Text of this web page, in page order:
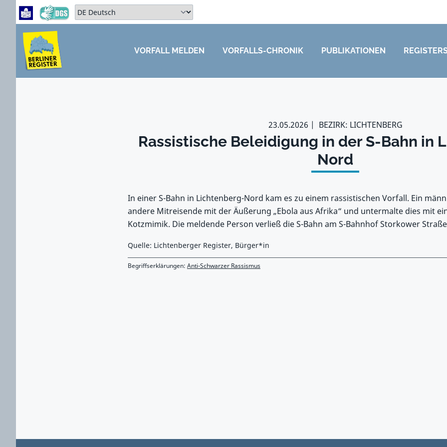
Zum Hauptbereich springen
Zum Hauptmenü springen
Sprache auswählen:
ZUM HAUPTBEREICH SPRINGEN
VORFALL MELDEN VORFALLS-CHRONIK PUBLIKATIONEN
23.05.2026 BEZIRK: LICHTENBERG
Rassistische Beleidigung in der S-Bahn in
Nord
In einer S-Bahn in Lichtenberg-Nord kam es zu einem rassistischen Vorfall. Ein
andere Mitreisende mit der Äußerung „Ebola aus Afrika“ und untermalte dies mit
Kotzmimik. Die meldende Person verließ die S-Bahn am S-Bahnhof Storkower
Quelle: Lichtenberger Register, Bürger*in
Begriffserklärungen: Anti-Schwarzer Rassismus